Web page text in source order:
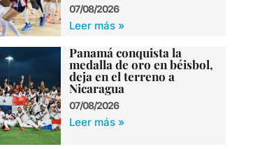
07/08/2026
Leer más »
Panamá conquista la
medalla de oro en béisbol,
deja en el terreno a
Nicaragua
07/08/2026
Leer más »